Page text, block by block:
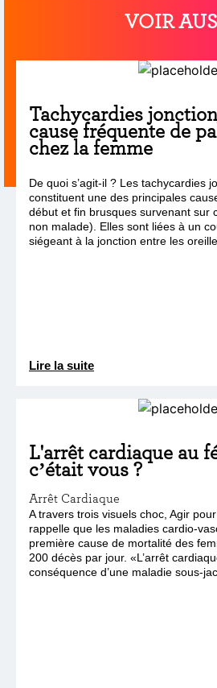
VOIR
Tachycardies
cause fréquente de
chez la femme
De quoi s’agit-il ? Les tachycardies
constituent une des principales
début et fin brusques survenant sur
non malade). Elles sont liées à un
siégeant à la jonction entre les
Lire la suite
L'arrêt cardiaque au
c’était vous ?
Arrêt Cardiaque
A travers trois visuels choc, Agir
rappelle que les maladies cardio-
première cause de mortalité des
200 décès par jour. «L’arrêt
conséquence d’une maladie sous-